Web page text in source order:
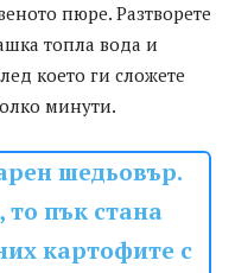
пюре. Разтворете
топла вода и
което ги сложете
минути.
шедьовър.
пък стана
картофите с